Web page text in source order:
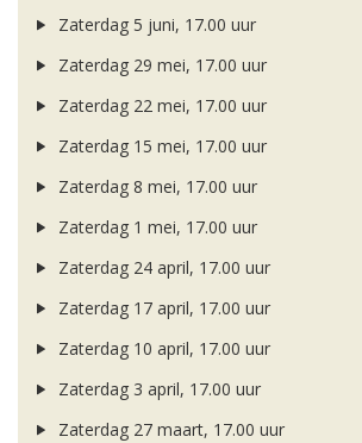
Zaterdag 5 juni, 17.00 uur
Zaterdag 29 mei, 17.00 uur
Zaterdag 22 mei, 17.00 uur
Zaterdag 15 mei, 17.00 uur
Zaterdag 8 mei, 17.00 uur
Zaterdag 1 mei, 17.00 uur
Zaterdag 24 april, 17.00 uur
Zaterdag 17 april, 17.00 uur
Zaterdag 10 april, 17.00 uur
Zaterdag 3 april, 17.00 uur
Zaterdag 27 maart, 17.00 uur